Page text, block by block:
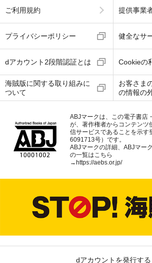
ご利用規約 提供事業
プライバシーポリシー 健全なサ
dアカウント2段階認証とは Cookieの
海賊版に関する取り組みに
ついて
お客さま
の情報の
ABJマークは、この電子書店
が、著作権者からコンテンツ
信サービスであることを示す
6091713号）です。
ABJマークの詳細、ABJマー
の一覧はこちら
→https://aebs.or.jp/
dアカウントを発行する